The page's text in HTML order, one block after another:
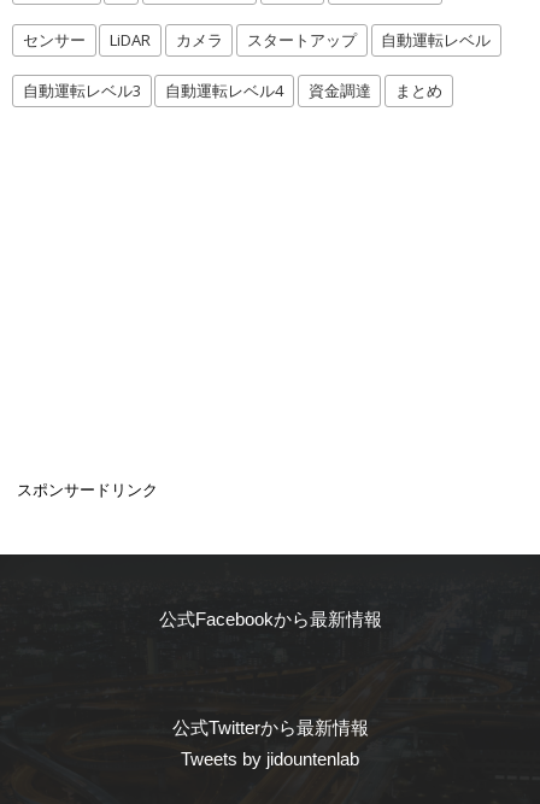
センサー LiDAR カメラ スタートアップ 自動運転レベル
自動運転レベル3 自動運転レベル4 資金調達 まとめ
スポンサードリンク
公式Facebookから最新情報
公式Twitterから最新情報
Tweets by jidountenlab